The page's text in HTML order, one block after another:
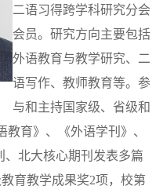
二语习得跨学科研究分会
会员。研究方向主要包括
外语教育与教学研究、二
语写作、教师教育等。参
与和主持国家级、省级和
育》、《外语学刊》、
、北大核心期刊发表多篇
育教学成果奖2项，校第